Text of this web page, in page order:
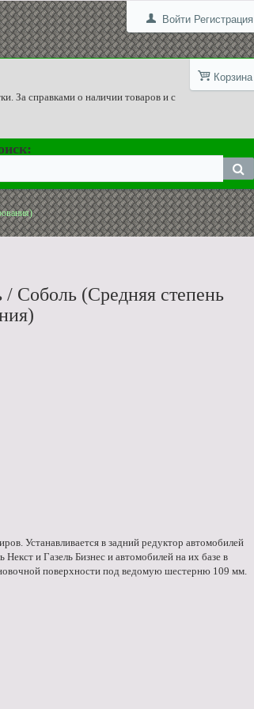
Войти Регистрация
Корзина
За справками о наличии товаров и с
Соболь (Средняя степень
Устанавливается в задний редуктор автомобилей
и Газель Бизнес и автомобилей на их базе в
поверхности под ведомую шестерню 109 мм.